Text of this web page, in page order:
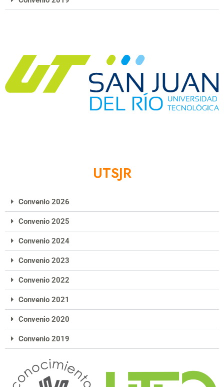
UTSJR
Convenio 2026
Convenio 2025
Convenio 2024
Convenio 2023
Convenio 2022
Convenio 2021
Convenio 2020
Convenio 2019